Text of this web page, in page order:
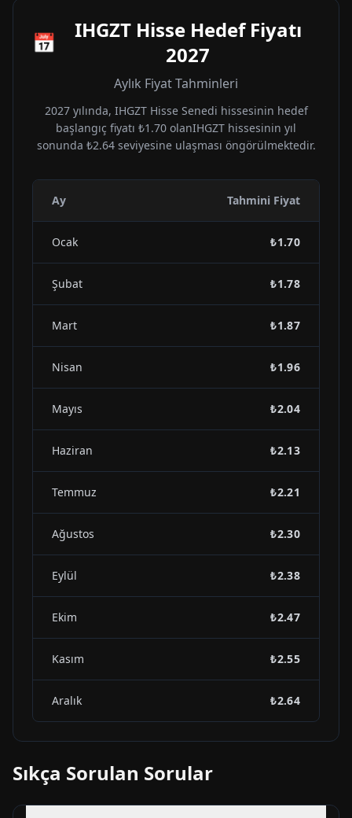
📅 IHGZTHisse Hedef Fiyatı
2027
Aylık Fiyat Tahminleri
2027yılında, IHGZTHisse Senedi hissesinin hedef
başlangıç fiyatı ₺1.70 olanIHGZT hissesinin yıl
sonunda ₺2.64seviyesine ulaşması öngörülmektedir.
Ay Tahmini Fiyat
Ocak ₺1.70
Şubat ₺1.78
Mart ₺1.87
Nisan ₺1.96
Mayıs ₺2.04
Haziran ₺2.13
Temmuz ₺2.21
Ağustos ₺2.30
Eylül ₺2.38
Ekim ₺2.47
Kasım ₺2.55
Aralık ₺2.64
Sıkça Sorulan Sorular